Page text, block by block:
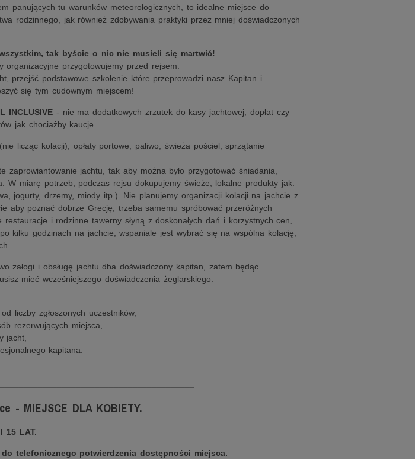
panujących tu warunków meteorologicznych, to idealne miejsce do
rodzinnego, jak również zdobywania praktyki przez mniej doświadczonych
tak byście o nic nie musieli się martwić!
organizacyjne przygotowujemy przed rejsem.
przejść podstawowe szkolenie które przeprowadzi nasz Kapitan i
się tym cudownym miejscem!
INCLUSIVE - nie ma dodatkowych zrzutek do kasy jachtowej, dopłat czy
jak chociażby kaucje.
licząc kolacji), opłaty portowe, paliwo, świeża pościel, sprzątanie
zaprowiantowanie jachtu, tak aby można było przygotować śniadania,
W miarę potrzeb, podczas rejsu dokupujemy świeże, lokalne produkty jak:
jogurty, drzemy, miody itp.). Nie planujemy organizacji kolacji na jachcie z
aby poznać dobrze Grecję, trzeba samemu spróbować przeróżnych
restauracje i rodzinne tawerny słyną z doskonałych dań i korzystnych cen,
kilku godzinach na jachcie, wspaniale jest wybrać się na wspólna kolację,
załogi i obsługę jachtu dba doświadczony kapitan, zatem będąc
mieć wcześniejszego doświadczenia żeglarskiego.
liczby zgłoszonych uczestników,
rezerwujących miejsca,
jacht,
kapitana.
- MIEJSCE DLA KOBIETY.
15 LAT.
do telefonicznego potwierdzenia dostępności miejsca.